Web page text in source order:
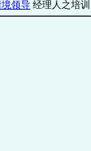
领导 经理人之培训